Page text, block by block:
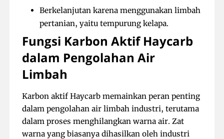
Berkelanjutan karena menggunakan limbah
pertanian, yaitu tempurung kelapa.
Fungsi Karbon Aktif Haycarb
dalam Pengolahan Air
Limbah
Karbon aktif Haycarb memainkan peran penting
dalam pengolahan air limbah industri, terutama
dalam proses menghilangkan warna air. Zat
warna yang biasanya dihasilkan oleh industri